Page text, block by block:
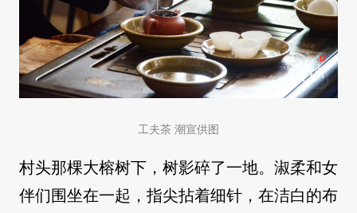
工夫茶 潮宣供图
村头那棵大榕树下，树影碎了一地。淑柔和女
伴们围坐在一起，指尖拈着细针，在洁白的布